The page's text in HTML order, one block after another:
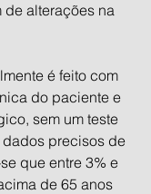
alterações na
é feito com
do paciente e
sem um teste
precisos de
que entre 3% e
de 65 anos